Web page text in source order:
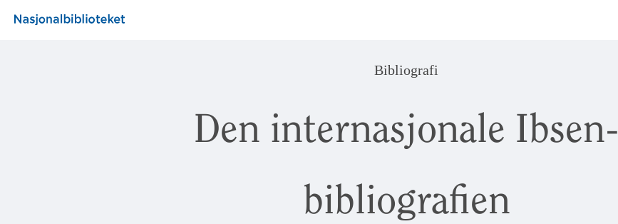
Bibliografi
Den internasjonale Ibsen-
bibliografien